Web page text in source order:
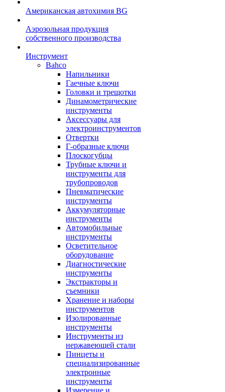
Американская автохимия BG
Аэрозольная продукция
собственного производства
Инструмент
Bahco
Напильники
Гаечные ключи
Головки и трещотки
Динамометрические
инструменты
Аксессуары для
электроинструментов
Отвертки
Г-образные ключи
Плоскогубцы
Трубные ключи и
инструменты для
трубопроводов
Пневматические
инструменты
Аккумуляторные
инструменты
Автомобильные
инструменты
Осветительное
оборудование
Диагностические
инструменты
Экстракторы и
съемники
Хранение и наборы
инструментов
Изолированные
инструменты
Инструменты из
нержавеющей стали
Пинцеты и
специализированные
электронные
инструменты
Измерение и